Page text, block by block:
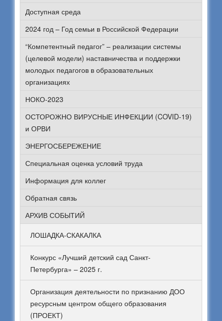
Доступная среда
2024 год – Год семьи в Российской Федерации
“Компетентный педагог” – реализации системы
(целевой модели) наставничества и поддержки
молодых педагогов в образовательных
организациях
НОКО-2023
ОСТОРОЖНО ВИРУСНЫЕ ИНФЕКЦИИ (COVID-19)
и ОРВИ
ЭНЕРГОСБЕРЕЖЕНИЕ
Специальная оценка условий труда
Информация для коллег
Обратная связь
АРХИВ СОБЫТИЙ
ЛОШАДКА-СКАКАЛКА
Конкурс «Лучший детский сад Санкт-
Петербурга» – 2025 г.
Организация деятельности по признанию ДОО
ресурсным центром общего образования
(ПРОЕКТ)